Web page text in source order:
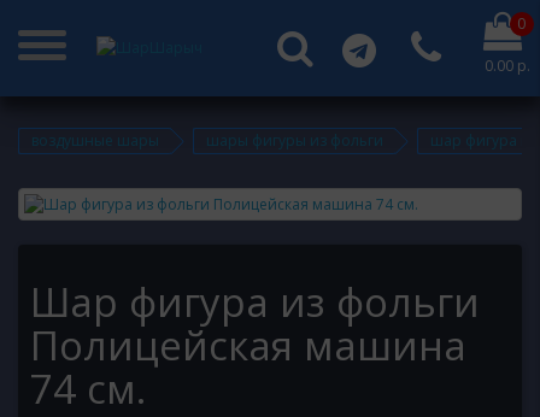
0
0.00 р.
воздушные шары шары фигуры из фольги шар фигура
Шар фигура из фольги
Полицейская машина
74 см.